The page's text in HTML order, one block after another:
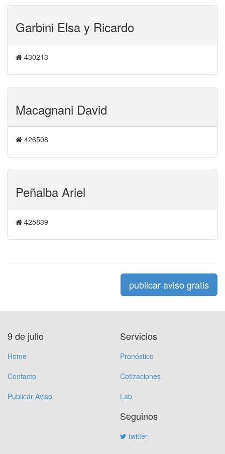
Garbini Elsa y Ricardo
430213
Macagnani David
426508
Peñalba Ariel
425839
publicar aviso gratis
9 de julio
Home
Contacto
Publicar Aviso
Servicios
Pronóstico
Cotizaciones
Lab
Seguinos
twitter